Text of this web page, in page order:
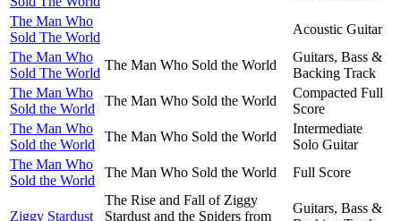
The Man Who
Sold The World
Acoustic Guitar
The Man Who
Sold The World
The Man Who Sold the World
Guitars, Bass &
Backing Track
The Man Who
Sold the World
The Man Who Sold the World
Compacted Full
Score
The Man Who
Sold the World
The Man Who Sold the World
Intermediate
Solo Guitar
The Man Who
Sold the World
The Man Who Sold the World Full Score
Ziggy Stardust
The Rise and Fall of Ziggy
Stardust and the Spiders from
Guitars, Bass &